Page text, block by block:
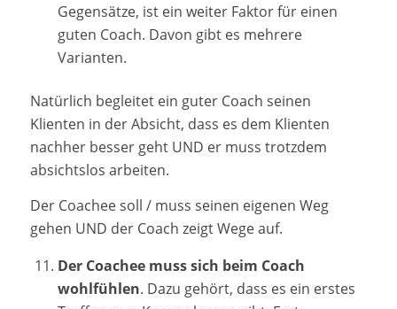
Gegensätze, ist ein weiter Faktor für einen
guten Coach. Davon gibt es mehrere
Varianten.
Natürlich begleitet ein guter Coach seinen
Klienten in der Absicht, dass es dem Klienten
nachher besser geht UND er muss trotzdem
absichtslos arbeiten.
Der Coachee soll / muss seinen eigenen Weg
gehen UND der Coach zeigt Wege auf.
Der Coachee muss sich beim Coach
wohlfühlen. Dazu gehört, dass es ein erstes